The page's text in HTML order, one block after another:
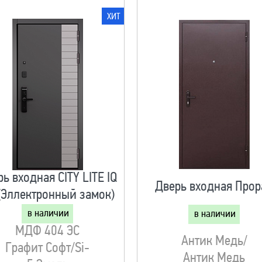
ХИТ
входная CITY LITE IQ
замок)
в наличии
МДФ 404 ЭС
Графит Софт/Si-
Дверь входная
в наличии
Антик Медь/
Антик Медь